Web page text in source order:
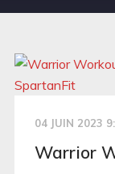
04 JUIN 2023
Warrior